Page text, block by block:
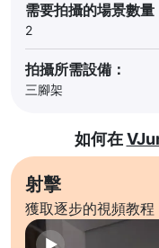
需要拍攝的場景數量
2
拍攝所需設備：
三腳架
如何在
射擊
獲取逐步的視頻教程